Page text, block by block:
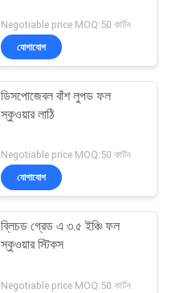
Negotiable price MOQ:50 কার্টন
যোগাযোগ
ডিসপোজেবল বাঁশ লুপড ফল
স্কুওয়ার লাঠি
Negotiable price MOQ:50 কার্টন
যোগাযোগ
ব্লিচড গ্রেড এ ৩.৫ ইঞ্চি ফল
স্কুওয়ার স্টিকস
Negotiable price MOQ:50 কার্টন